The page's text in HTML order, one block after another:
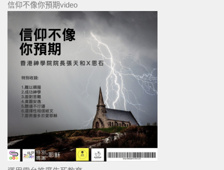
信仰不像你預期video